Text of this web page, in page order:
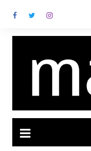
para